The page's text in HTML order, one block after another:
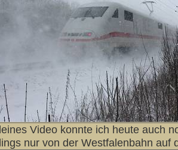
Video konnte ich heute auch
nur von der Westfalenbahn auf